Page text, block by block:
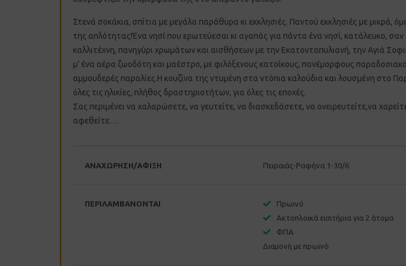
Στενά σοκάκια, σπίτια με μεγάλα παράθυρα κι εκκλησιές. Παντού εκκλησιές με μικρά,
της απλότητας!Ένα νησί που ερωτεύεσαι κι αγαπάς για πάντα ένα νησί, κατάλευκο,
καλλιτέχνη, πανηγύρι χρωμάτων και αισθήσεων με την Εκατονταπυλιανή, την Αγιά
μ’ ένα αέρα ζωοδότη και μαέστρο, με φιλόξενους κατοίκους, πανέμορφους
αμμουδερές παραλίες.Η κουζίνα της ντυμένη στα ντόπια καλούδια και λουσμένη στο
όλες τις ηλικίες, πλήθος δραστηριοτήτων, για όλες τις εποχές.
Σας περιμένει να χαλαρώσετε, να γευτείτε, να διασκεδάσετε, να ονειρευτείτε,να
αφεθείτε…
ΑΝΑΧΩΡΗΣΗ/ΑΦΙΞΗ Πειραιάς-Ραφήνα 1-30/6
ΠΕΡΙΛΑΜΒΑΝΟΝΤΑΙ
Πρωινό
Ακτοπλοικά εισιτήρια για 2 άτομα
ΦΠΑ
Διαμονή με πρωινό